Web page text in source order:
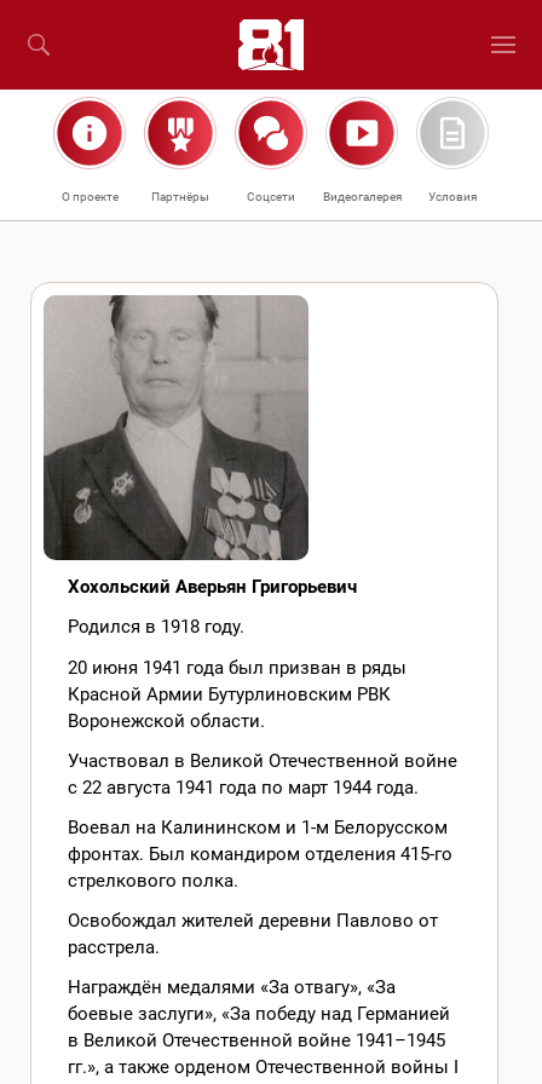
О проекте Партнёры Соцсети Видеогалерея Условия
Хохольский Аверьян Григорьевич
Родился в 1918 году.
20 июня 1941 года был призван в ряды
Красной Армии Бутурлиновским РВК
Воронежской области.
Участвовал в Великой Отечественной войне
с 22 августа 1941 года по март 1944 года.
Воевал на Калининском и 1-м Белорусском
фронтах. Был командиром отделения 415-го
стрелкового полка.
Освобождал жителей деревни Павлово от
расстрела.
Награждён медалями «За отвагу», «За
боевые заслуги», «За победу над Германией
в Великой Отечественной войне 1941–1945
гг.», а также орденом Отечественной войны I